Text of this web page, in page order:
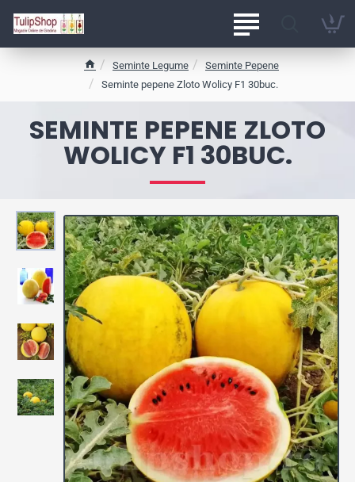
SEMINTE PEPENE ZLOTO
WOLICY F1 30BUC.
h
o
e
Seminte Legume
Seminte Pepene
Seminte pepene Zloto Wolicy F1 30buc.